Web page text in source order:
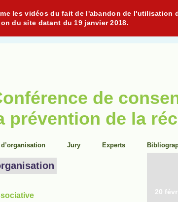
les vidéos du fait de l'abandon de l'utilisation
du site datant du 19 janvier 2018.
de
prévention de la
Jury Experts
20